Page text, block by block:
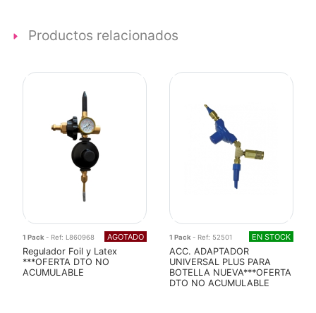
Productos relacionados
1 Pack - Ref: L860968 AGOTADO
Regulador Foil y Latex
***OFERTA DTO NO
ACUMULABLE
1 Pack - Ref: 52501 EN STOCK
ACC. ADAPTADOR
UNIVERSAL PLUS PARA
BOTELLA NUEVA***OFERTA
DTO NO ACUMULABLE